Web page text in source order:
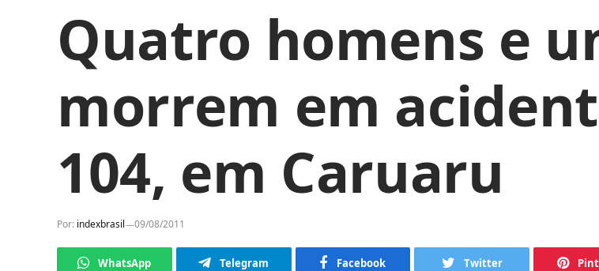
Quatro homens e
morrem em
104, em Caruaru
Por: indexbrasil 09/08/2011
WhatsApp Telegram Facebook Twitter